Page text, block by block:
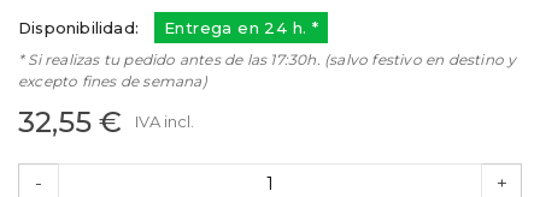
Disponibilidad: Entrega en 24 h. *
* Si realizas tu pedido antes de las 17:30h. (salvo festivo en destino y
excepto fines de semana)
32,55 € IVA incl.
- +